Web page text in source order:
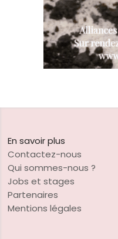
En savoir plus
Contactez-nous
Qui sommes-nous ?
Jobs et stages
Partenaires
Mentions légales